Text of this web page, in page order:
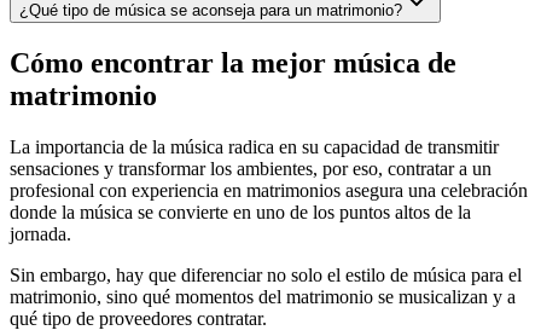
¿Qué tipo de música se aconseja para un matrimonio?
Cómo encontrar la mejor música de
matrimonio
La importancia de la música radica en su capacidad de transmitir
sensaciones y transformar los ambientes, por eso, contratar a un
profesional con experiencia en matrimonios asegura una celebración
donde la música se convierte en uno de los puntos altos de la
jornada.
Sin embargo, hay que diferenciar no solo el estilo de música para el
matrimonio, sino qué momentos del matrimonio se musicalizan y a
qué tipo de proveedores contratar.